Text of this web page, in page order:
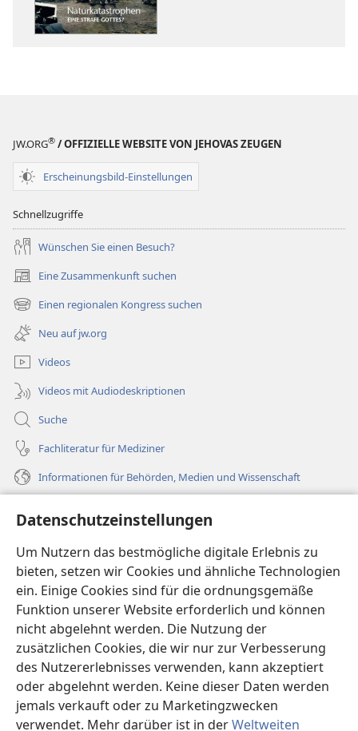
Datenschutzeinstellungen
Um Nutzern das bestmögliche digitale Erlebnis zu
bieten, setzen wir Cookies und ähnliche Technologien
ein. Einige Cookies sind für die ordnungsgemäße
Funktion unserer Website erforderlich und können
nicht abgelehnt werden. Die Nutzung der
zusätzlichen Cookies, die wir nur zur Verbesserung
des Nutzererlebnisses verwenden, kann akzeptiert
oder abgelehnt werden. Keine dieser Daten werden
jemals verkauft oder zu Marketingzwecken
verwendet. Mehr darüber ist in derWeltweiten
JW.ORG® / OFFIZIELLE WEBSITE VON JEHOVAS ZEUGEN
Erscheinungsbild-Einstellungen
Schnellzugriffe
Wünschen Sie einen Besuch?
Eine Zusammenkunft suchen
(öffnet
neues
Fenster)
Einen regionalen Kongress suchen
(öffnet
neues
Fenster)
Neu auf jw.org
Videos
Videos mit Audiodeskriptionen
Suche
Fachliteratur für Mediziner
Informationen für Behörden, Medien und Wissenschaft
Spenden
(öffnet
neues
Fenster)Wachtturm ONLINE-BIBLIOTHEK
(öffnet
neues
Fenster)JW Hub®
(öffnet
neues
Fenster)JW Library
Watchtower Library ®